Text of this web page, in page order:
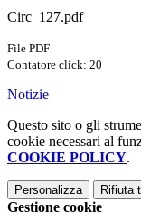
Circ_127.pdf
File PDF
Contatore click: 20
Notizie
Questo sito o gli
cookie necessari al
COOKIE POLICY.
Personalizza Rifiuta
Gestione cookie